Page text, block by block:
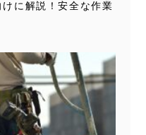
に解説！安全な作業